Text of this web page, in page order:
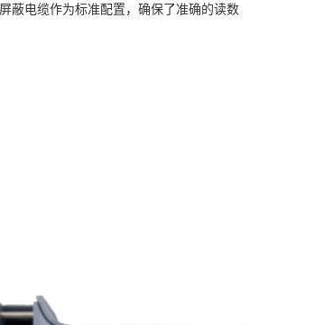
蔽电缆作为标准配置，确保了准确的读数